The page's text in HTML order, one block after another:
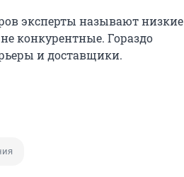
эксперты называют низкие
конкурентные. Гораздо
и доставщики.